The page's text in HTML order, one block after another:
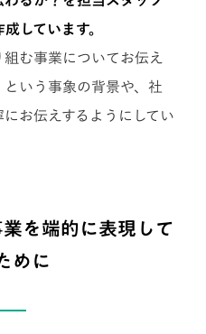
しています。
む事業についてお伝え
いう事象の背景や、社
お伝えするようにしてい
を端的に表現して
めに